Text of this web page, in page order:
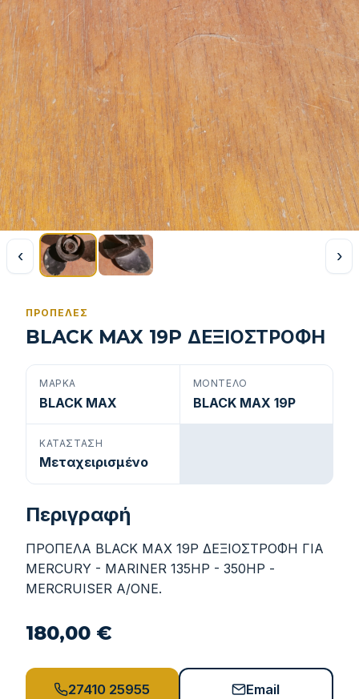
‹ ›
ΠΡΟΠΈΛΕΣ
BLACK MAX 19P ΔΕΞΙΟΣΤΡΟΦΗ
ΜΆΡΚΑ
BLACK MAX
ΜΟΝΤΈΛΟ
BLACK MAX 19P
ΚΑΤΆΣΤΑΣΗ
Μεταχειρισμένο
Περιγραφή
ΠΡΟΠΕΛΑ BLACK MAX 19P ΔΕΞΙΟΣΤΡΟΦΗ ΓΙΑ
ΜΕRCURY - MARINER 135HP - 350HP -
MERCRUISER A/ONE.
180,00 €
27410 25955 Email